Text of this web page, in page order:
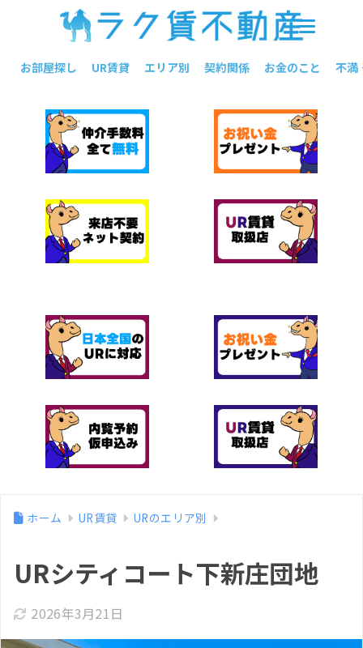
お部屋探し UR賃貸 エリア別 契約関係 お金のこと 不満
ホーム UR賃貸 URのエリア別
URシティコート下新庄団地
2026年3月21日